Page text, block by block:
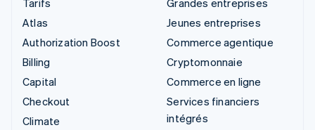
Tarifs
Atlas
Authorization Boost
Billing
Capital
Checkout
Climate
Grandes entreprises
Jeunes entreprises
Commerce agentique
Cryptomonnaie
Commerce en ligne
Services financiers
intégrés